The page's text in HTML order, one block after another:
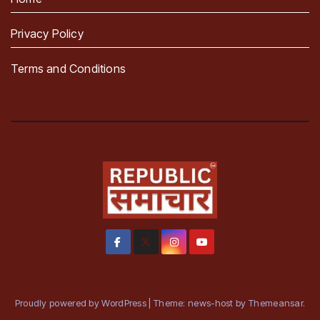
Privacy Policy
Terms and Conditions
Proudly powered by WordPress Theme: news-host by Themeansar.